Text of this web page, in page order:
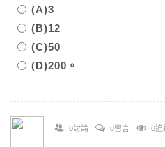
(A)3
(B)12
(C)50
(D)200。
0討論 0留言 0追